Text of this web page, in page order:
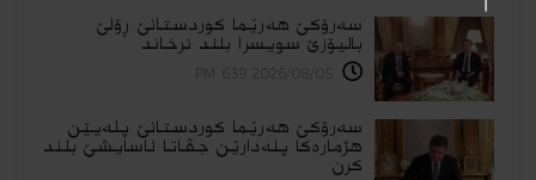
سەرۆکێ هەرێما کوردستانێ ڕۆلێ
بالیۆزێ سویسرا بلند نرخاند
سەرۆکێ هەرێما کوردستانێ پلەیێن
هژمارەكا پلەدارێن جڤاتا ئاسایشێ بلند
كرن